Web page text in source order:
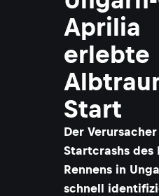
Aprilia
erlebte
Start
Der
Startcrashs des
Rennens in
schnell